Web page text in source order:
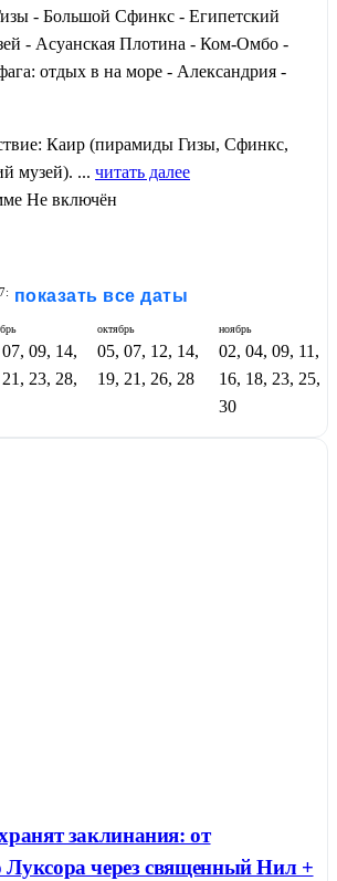
- Большой Сфинкс - Египетский
- Асуанская Плотина - Ком-Омбо -
отдых в на море - Александрия -
Каир (пирамиды Гизы, Сфинкс,
музей). ... читать далее
Не включён
показать все даты
09, 14,
23, 28,
октябрь
05, 07, 12, 14,
19, 21, 26, 28
ноябрь
02, 04, 09, 11,
16, 18, 23, 25,
30
заклинания: от
Луксора через священный Нил +